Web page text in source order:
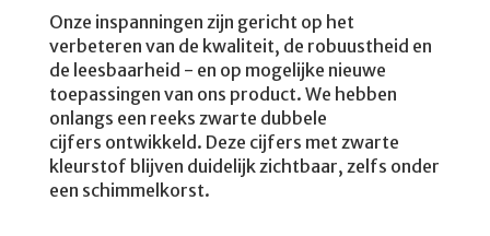
Onze inspanningen zijn gericht op het
verbeteren van de kwaliteit, de robuustheid en
de leesbaarheid - en op mogelijke nieuwe
toepassingen van ons product. We hebben
onlangs een reeks zwarte dubbele
cijfers ontwikkeld. Deze cijfers met zwarte
kleurstof blijven duidelijk zichtbaar, zelfs onder
een schimmelkorst.